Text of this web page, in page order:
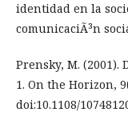
identidad en la
comunicaciÃ³n
Prensky, M.
1. On the Horizon,
doi:10.1108/